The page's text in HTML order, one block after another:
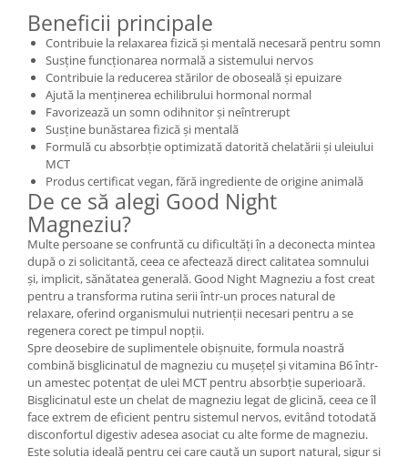
Mary & May
COSRX
BIODANCE
OOTD
Cettua
Haruharu Wonder
Medicube
ARIUL
Dr. Althea
DELLA BORN
Seleniu
Seminte de in
Silimarina
Spirulina
Ulei de cocos
Ulei de peste
Ulei MCT
Vitamina A
Vitamina B
Vitamina C
Vitamina D
Vitamina E
Vitamina K
Zinc
Cătină
Chlorella
Beneficii principale
Contribuie la relaxarea fizică și mentală necesară pentru somn
Susține funcționarea normală a sistemului nervos
Contribuie la reducerea stărilor de oboseală și epuizare
Ajută la menținerea echilibrului hormonal normal
Favorizează un somn odihnitor și neîntrerupt
Susține bunăstarea fizică și mentală
Formulă cu absorbție optimizată datorită chelatării și uleiului
MCT
Produs certificat vegan, fără ingrediente de origine animală
De ce să alegi Good Night
Magneziu?
Multe persoane se confruntă cu dificultăți în a deconecta mintea
după o zi solicitantă, ceea ce afectează direct calitatea somnului
și, implicit, sănătatea generală. Good Night Magneziu a fost creat
pentru a transforma rutina serii într-un proces natural de
relaxare, oferind organismului nutrienții necesari pentru a se
regenera corect pe timpul nopții.
Spre deosebire de suplimentele obișnuite, formula noastră
combină bisglicinatul de magneziu cu mușețel și vitamina B6 într-
un amestec potențat de ulei MCT pentru absorbție superioară.
Bisglicinatul este un chelat de magneziu legat de glicină, ceea ce îl
face extrem de eficient pentru sistemul nervos, evitând totodată
disconfortul digestiv adesea asociat cu alte forme de magneziu.
Este soluția ideală pentru cei care caută un suport natural, sigur și